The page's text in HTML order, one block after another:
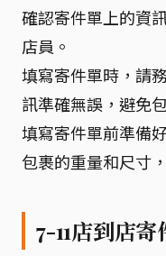
確認寄件單上的資
店員。
填寫寄件單時，請
訊準確無誤，避免
填寫寄件單前準備
包裹的重量和尺寸
7-11店到店